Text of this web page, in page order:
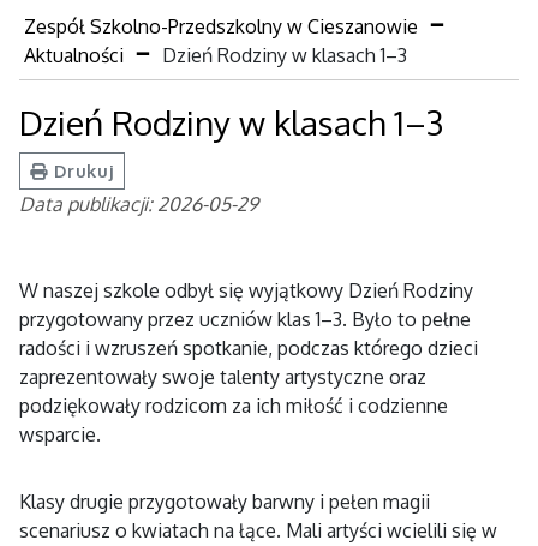
Zespół Szkolno-Przedszkolny w Cieszanowie
Aktualności
Dzień Rodziny w klasach 1–3
Dzień Rodziny w klasach 1–3
Drukuj
Data publikacji: 2026-05-29
W naszej szkole odbył się wyjątkowy Dzień Rodziny
przygotowany przez uczniów klas 1–3. Było to pełne
radości i wzruszeń spotkanie, podczas którego dzieci
zaprezentowały swoje talenty artystyczne oraz
podziękowały rodzicom za ich miłość i codzienne
wsparcie.
Klasy drugie przygotowały barwny i pełen magii
scenariusz o kwiatach na łące. Mali artyści wcielili się w